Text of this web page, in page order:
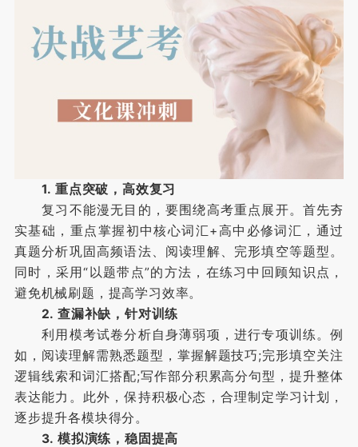
1. 重点突破，高效复习
复习不能漫无目的，要围绕高考重点展开。首先夯
实基础，重点掌握初中核心词汇+高中必修词汇，通过
真题分析巩固高频语法、阅读理解、完形填空等题型。
同时，采用“以题带点”的方法，在练习中回顾知识点，
避免机械刷题，提高学习效率。
2. 查漏补缺，针对训练
利用模考试卷分析自身薄弱项，进行专项训练。例
如，阅读理解需熟悉题型，掌握解题技巧;完形填空关注
逻辑线索和词汇搭配;写作部分积累高分句型，提升整体
表达能力。此外，保持积极心态，合理制定学习计划，
逐步提升各模块得分。
3. 模拟演练，稳固提高